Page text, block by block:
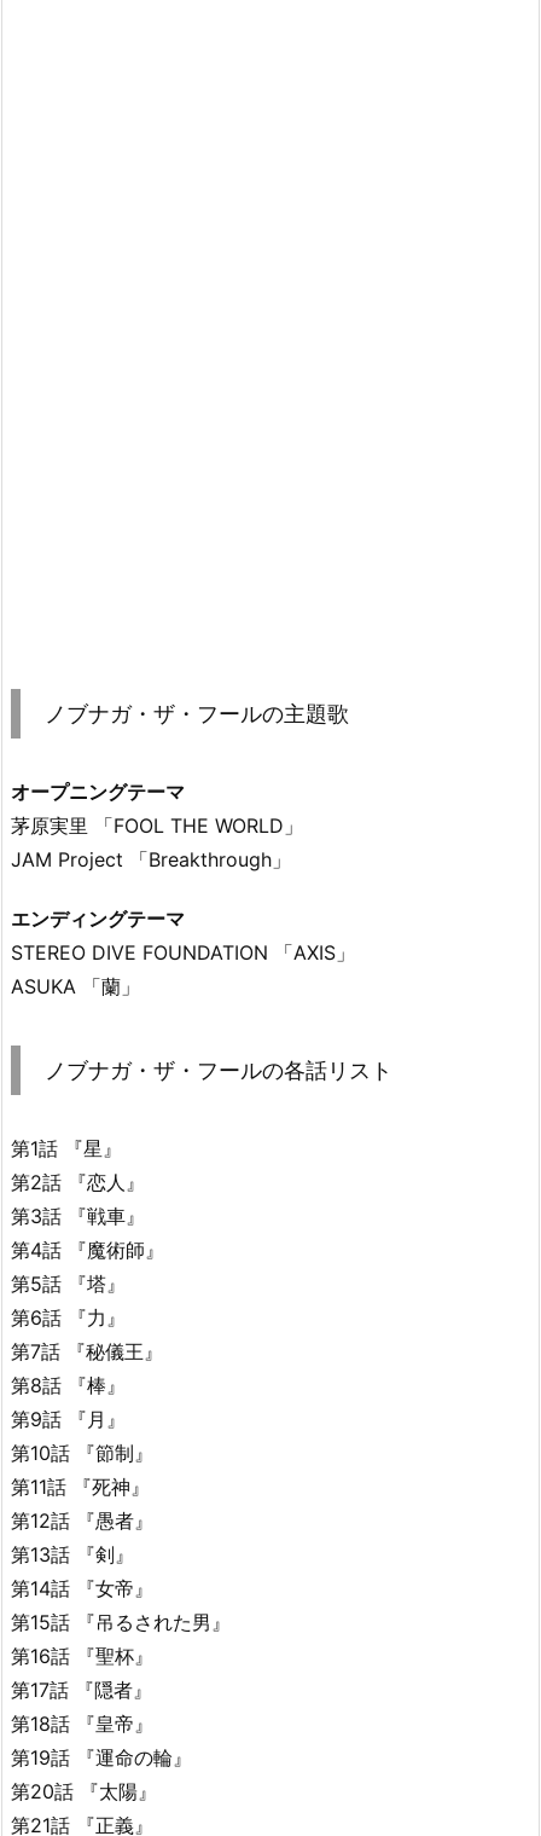
ノブナガ・ザ・フールの主題歌
オープニングテーマ
茅原実里 「FOOL THE WORLD」
JAM Project 「Breakthrough」
エンディングテーマ
STEREO DIVE FOUNDATION 「AXIS」
ASUKA 「蘭」
ノブナガ・ザ・フールの各話リスト
第1話 『星』
第2話 『恋人』
第3話 『戦車』
第4話 『魔術師』
第5話 『塔』
第6話 『力』
第7話 『秘儀王』
第8話 『棒』
第9話 『月』
第10話 『節制』
第11話 『死神』
第12話 『愚者』
第13話 『剣』
第14話 『女帝』
第15話 『吊るされた男』
第16話 『聖杯』
第17話 『隠者』
第18話 『皇帝』
第19話 『運命の輪』
第20話 『太陽』
第21話 『正義』